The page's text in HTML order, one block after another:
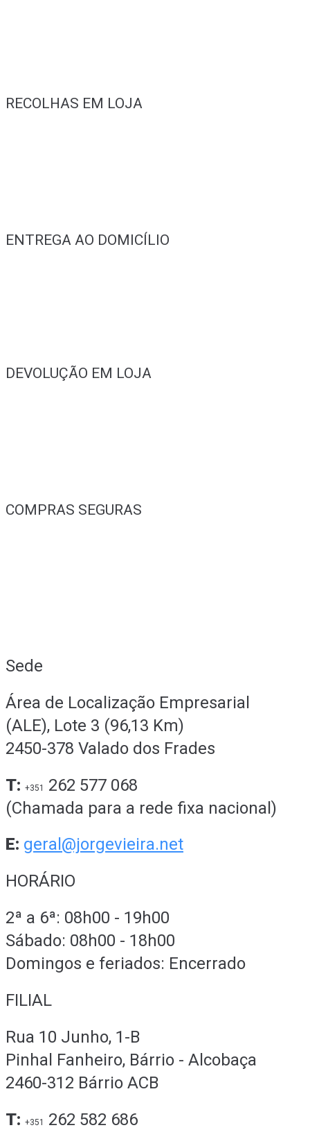
RECOLHAS EM LOJA
ENTREGA AO DOMICÍLIO
DEVOLUÇÃO EM LOJA
COMPRAS SEGURAS
Sede
Área de Localização Empresarial
(ALE), Lote 3 (96,13 Km)
2450-378 Valado dos Frades
T: +351
262 577 068
(Chamada para a rede fixa nacional)
E: geral@jorgevieira.net
HORÁRIO
2ª a 6ª: 08h00 - 19h00
Sábado: 08h00 - 18h00
Domingos e feriados: Encerrado
FILIAL
Rua 10 Junho, 1-B
Pinhal Fanheiro, Bárrio - Alcobaça
2460-312 Bárrio ACB
T: +351
262 582 686